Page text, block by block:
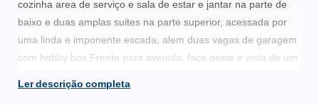
cozinha area de serviço e sala de estar e jantar na parte de
baixo e duas amplas suites na parte superior, acessada por
uma linda e imponente escada, alem duas vagas de garagem
com hobby box.Frente para avenida, face oeste e vista de um
Ler descrição completa